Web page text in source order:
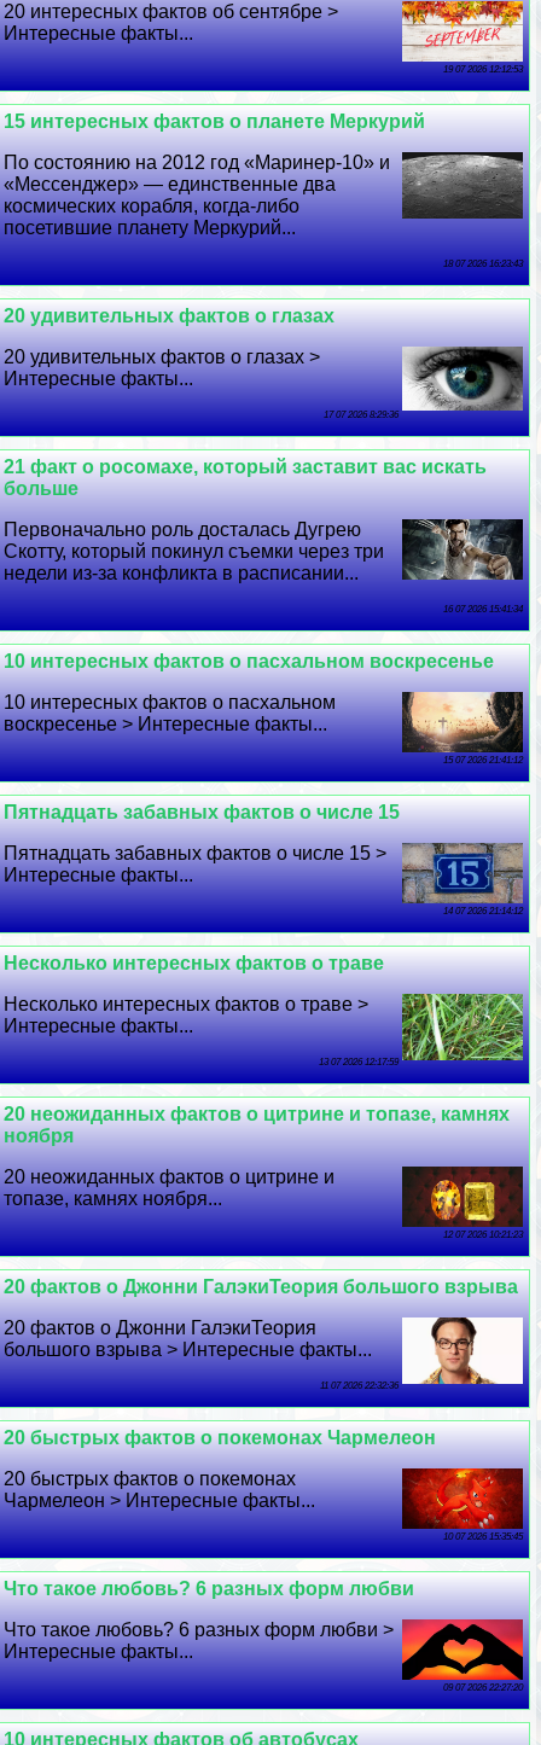
20 интересных фактов об сентябре >
Интересные факты...
19 07 2026 12:12:53
15 интересных фактов о планете Меркурий
По состоянию на 2012 год «Маринер-10» и
«Мессенджер» — единственные два
космических корабля, когда-либо
посетившие планету Меркурий...
18 07 2026 16:23:43
20 удивительных фактов о глазах
20 удивительных фактов о глазах >
Интересные факты...
17 07 2026 8:29:36
21 факт о росомахе, который заставит вас искать
больше
Первоначально роль досталась Дугрею
Скотту, который покинул съемки через три
недели из-за конфликта в расписании...
16 07 2026 15:41:34
10 интересных фактов о пасхальном воскресенье
10 интересных фактов о пасхальном
воскресенье > Интересные факты...
15 07 2026 21:41:12
Пятнадцать забавных фактов о числе 15
Пятнадцать забавных фактов о числе 15 >
Интересные факты...
14 07 2026 21:14:12
Несколько интересных фактов о траве
Несколько интересных фактов о траве >
Интересные факты...
13 07 2026 12:17:59
20 неожиданных фактов о цитрине и топазе, камнях
ноября
20 неожиданных фактов о цитрине и
топазе, камнях ноября...
12 07 2026 10:21:23
20 фактов о Джонни ГалэкиТеория большого взрыва
20 фактов о Джонни ГалэкиТеория
большого взрыва > Интересные факты...
11 07 2026 22:32:36
20 быстрых фактов о покемонах Чармелеон
20 быстрых фактов о покемонах
Чармелеон > Интересные факты...
10 07 2026 15:35:45
Что такое любовь? 6 разных форм любви
Что такое любовь? 6 разных форм любви >
Интересные факты...
09 07 2026 22:27:20
10 интересных фактов об автобусах